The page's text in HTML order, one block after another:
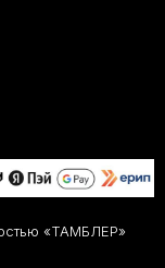
«ТАМБЛЕР»